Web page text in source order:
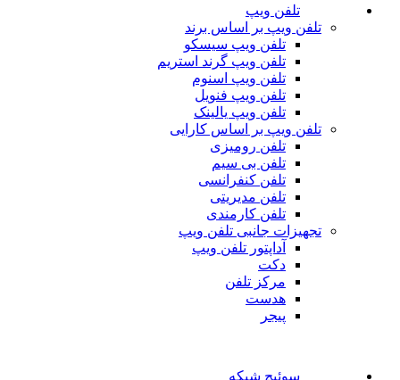
تلفن ویپ
تلفن ویپ بر اساس برند
تلفن ویپ سیسکو
تلفن ویپ گرند استریم
تلفن ویپ اسنوم
تلفن ویپ فنویل
تلفن ویپ یالینک
تلفن ویپ بر اساس کارایی
تلفن رومیزی
تلفن بی سیم
تلفن کنفرانسی
تلفن مدیریتی
تلفن کارمندی
تجهیزات جانبی تلفن ویپ
آداپتور تلفن ویپ
دکت
مرکز تلفن
هدست
پیجر
سوئیچ شبکه